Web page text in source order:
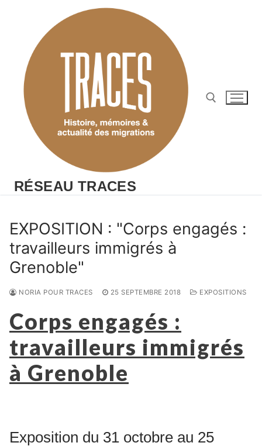
RÉSEAU TRACES
EXPOSITION : "Corps engagés :
travailleurs immigrés à
Grenoble"
NORIA POUR TRACES 25 SEPTEMBRE 2018 EXPOSITIONS
Corps engagés :
travailleurs immigrés
à Grenoble
Exposition du 31 octobre au 25